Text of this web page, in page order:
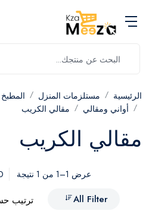
الرئيسية مستلزمات المنزل
أواني ومقالي
مقالي الكريب
مقالي الكريب
عرض 1–1 من 1 نتيجة
All Filter
ترتيب